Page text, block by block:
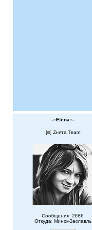
-=Elena=-
[ ] Zнята Team
Сообщения: 2686
Откуда: Минск-Заславль